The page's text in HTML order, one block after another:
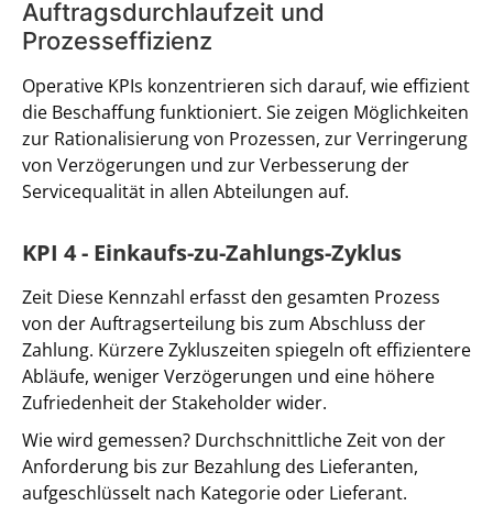
Auftragsdurchlaufzeit und
Prozesseffizienz
Operative KPIs konzentrieren sich darauf, wie effizient
die Beschaffung funktioniert. Sie zeigen Möglichkeiten
zur Rationalisierung von Prozessen, zur Verringerung
von Verzögerungen und zur Verbesserung der
Servicequalität in allen Abteilungen auf.
KPI 4 - Einkaufs-zu-Zahlungs-Zyklus
Zeit Diese Kennzahl erfasst den gesamten Prozess
von der Auftragserteilung bis zum Abschluss der
Zahlung. Kürzere Zykluszeiten spiegeln oft effizientere
Abläufe, weniger Verzögerungen und eine höhere
Zufriedenheit der Stakeholder wider.
Wie wird gemessen? Durchschnittliche Zeit von der
Anforderung bis zur Bezahlung des Lieferanten,
aufgeschlüsselt nach Kategorie oder Lieferant.